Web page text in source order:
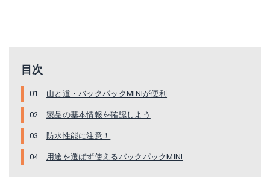
目次
山と道・バックパックMINIが便利
製品の基本情報を確認しよう
防水性能に注意！
用途を選ばず使えるバックパックMINI